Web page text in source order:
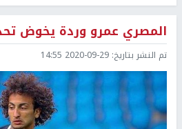
المصري عمرو وردة يخوض
تم النشر بتاريخ: 2020-09-29 14:55